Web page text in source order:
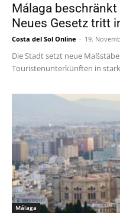
Málaga
Neues Gesetz tritt
Costa del Sol Online - 19.
Die Stadt setzt neue
Touristenunterkünften in
Málaga